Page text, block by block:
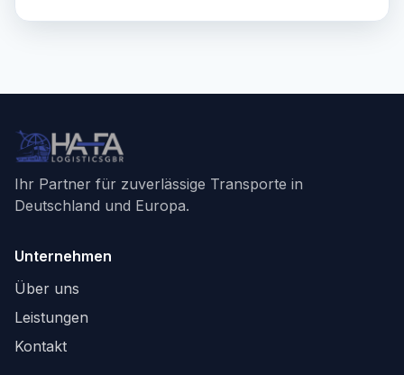
Ihr Partner für zuverlässige Transporte in
Deutschland und Europa.
Unternehmen
Über uns
Leistungen
Kontakt